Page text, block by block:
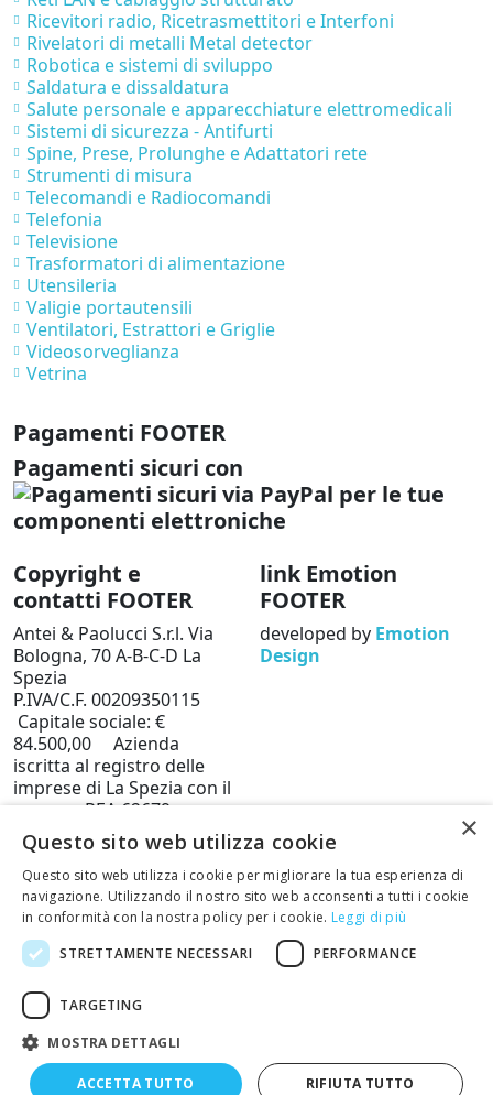
Ricevitori radio, Ricetrasmettitori e Interfoni
Rivelatori di metalli Metal detector
Robotica e sistemi di sviluppo
Saldatura e dissaldatura
Salute personale e apparecchiature elettromedicali
Sistemi di sicurezza - Antifurti
Spine, Prese, Prolunghe e Adattatori rete
Strumenti di misura
Telecomandi e Radiocomandi
Telefonia
Televisione
Trasformatori di alimentazione
Utensileria
Valigie portautensili
Ventilatori, Estrattori e Griglie
Videosorveglianza
Vetrina
Pagamenti FOOTER
Pagamenti sicuri con
Copyright e
contatti FOOTER
Antei & Paolucci S.r.l. Via
Bologna, 70 A-B-C-D La
Spezia
P.IVA/C.F. 00209350115
Capitale sociale: €
84.500,00 Azienda
iscritta al registro delle
imprese di La Spezia con il
numero REA 62679
Privacy policy
Cookie
Policy
Telefono: 0187 502359
Scrivi una mail al nostro
staff +
link Emotion
FOOTER
developed by Emotion
Design
Restituisci articoli
×
Questo sito web utilizza cookie
Questo sito web utilizza i cookie per migliorare la tua esperienza di
navigazione. Utilizzando il nostro sito web acconsenti a tutti i cookie
in conformità con la nostra policy per i cookie. Leggi di più
STRETTAMENTE NECESSARI
PERFORMANCE
TARGETING
MOSTRA DETTAGLI
ACCETTA TUTTO RIFIUTA TUTTO